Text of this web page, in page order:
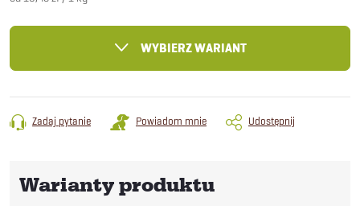
WYBIERZ WARIANT
Zadaj pytanie Powiadom mnie Udostępnij